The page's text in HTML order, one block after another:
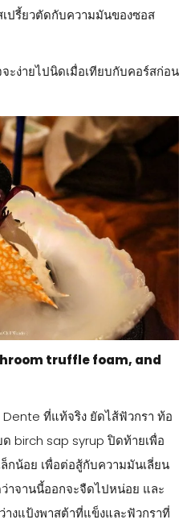
ปรี้ยวตัดกับความมันของซอส
ะง่ายไปนิดเมื่อเทียบกับคอร์สก่อน
truffle foam, and
Dente ที่แท้จริง ยัดไส้ฟัวกรา ท้อ
birch sap syrup ปิดท้ายเพื่อ
กน้อย เพื่อต่อสู้กับความมันเลี่ยน
าจานนี้ออกจะจืดไปหน่อย และ
งแป้งพาสต้าที่แข็งและฟัวกราที่